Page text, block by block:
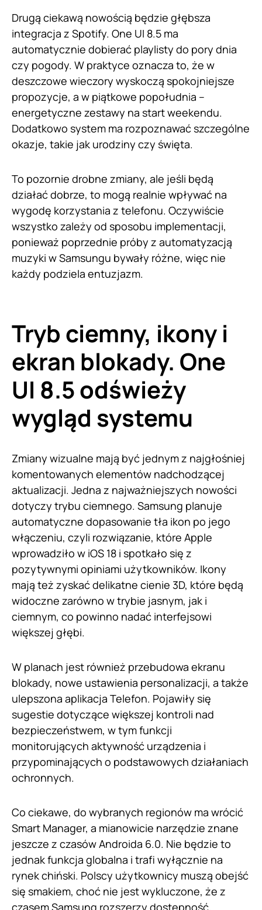
Drugą ciekawą nowością będzie głębsza
integracja z Spotify. One UI 8.5 ma
automatycznie dobierać playlisty do pory dnia
czy pogody. W praktyce oznacza to, że w
deszczowe wieczory wyskoczą spokojniejsze
propozycje, a w piątkowe popołudnia –
energetyczne zestawy na start weekendu.
Dodatkowo system ma rozpoznawać szczególne
okazje, takie jak urodziny czy święta.
To pozornie drobne zmiany, ale jeśli będą
działać dobrze, to mogą realnie wpływać na
wygodę korzystania z telefonu. Oczywiście
wszystko zależy od sposobu implementacji,
ponieważ poprzednie próby z automatyzacją
muzyki w Samsungu bywały różne, więc nie
każdy podziela entuzjazm.
Tryb ciemny, ikony i
ekran blokady. One
UI 8.5 odświeży
wygląd systemu
Zmiany wizualne mają być jednym z najgłośniej
komentowanych elementów nadchodzącej
aktualizacji. Jedna z najważniejszych nowości
dotyczy trybu ciemnego. Samsung planuje
automatyczne dopasowanie tła ikon po jego
włączeniu, czyli rozwiązanie, które Apple
wprowadziło w iOS 18 i spotkało się z
pozytywnymi opiniami użytkowników. Ikony
mają też zyskać delikatne cienie 3D, które będą
widoczne zarówno w trybie jasnym, jak i
ciemnym, co powinno nadać interfejsowi
większej głębi.
W planach jest również przebudowa ekranu
blokady, nowe ustawienia personalizacji, a także
ulepszona aplikacja Telefon. Pojawiły się
sugestie dotyczące większej kontroli nad
bezpieczeństwem, w tym funkcji
monitorujących aktywność urządzenia i
przypominających o podstawowych działaniach
ochronnych.
Co ciekawe, do wybranych regionów ma wrócić
Smart Manager, a mianowicie narzędzie znane
jeszcze z czasów Androida 6.0. Nie będzie to
jednak funkcja globalna i trafi wyłącznie na
rynek chiński. Polscy użytkownicy muszą obejść
się smakiem, choć nie jest wykluczone, że z
czasem Samsung rozszerzy dostępność.